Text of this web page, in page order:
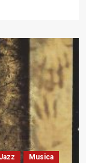
Jazz
Musica